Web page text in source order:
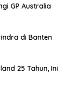
GP Australia
di Banten
25 Tahun, Ini